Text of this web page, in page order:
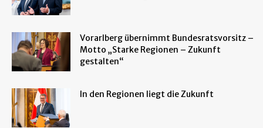
Vorarlberg übernimmt Bundesratsvorsitz –
Motto „Starke Regionen – Zukunft
gestalten“
In den Regionen liegt die Zukunft